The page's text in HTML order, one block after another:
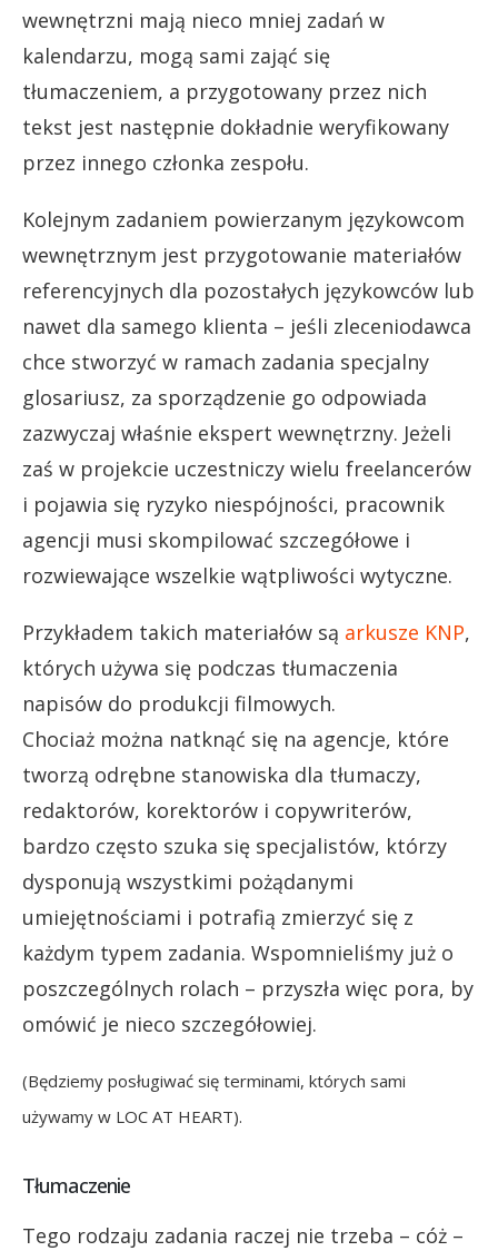
wewnętrzni mają nieco mniej zadań w
kalendarzu, mogą sami zająć się
tłumaczeniem, a przygotowany przez nich
tekst jest następnie dokładnie weryfikowany
przez innego członka zespołu.
Kolejnym zadaniem powierzanym językowcom
wewnętrznym jest przygotowanie materiałów
referencyjnych dla pozostałych językowców lub
nawet dla samego klienta – jeśli zleceniodawca
chce stworzyć w ramach zadania specjalny
glosariusz, za sporządzenie go odpowiada
zazwyczaj właśnie ekspert wewnętrzny. Jeżeli
zaś w projekcie uczestniczy wielu freelancerów
i pojawia się ryzyko niespójności, pracownik
agencji musi skompilować szczegółowe i
rozwiewające wszelkie wątpliwości wytyczne.
Przykładem takich materiałów są arkusze KNP,
których używa się podczas tłumaczenia
napisów do produkcji filmowych.
Chociaż można natknąć się na agencje, które
tworzą odrębne stanowiska dla tłumaczy,
redaktorów, korektorów i copywriterów,
bardzo często szuka się specjalistów, którzy
dysponują wszystkimi pożądanymi
umiejętnościami i potrafią zmierzyć się z
każdym typem zadania. Wspomnieliśmy już o
poszczególnych rolach – przyszła więc pora, by
omówić je nieco szczegółowiej.
(Będziemy posługiwać się terminami, których sami
używamy w LOC AT HEART).
Tłumaczenie
Tego rodzaju zadania raczej nie trzeba – cóż –